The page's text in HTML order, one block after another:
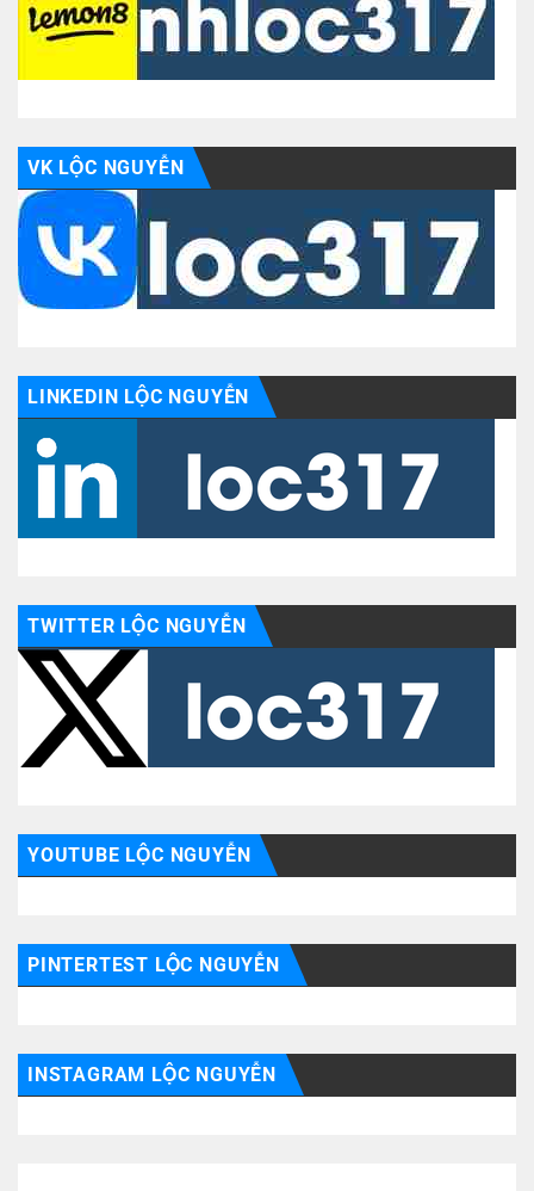
VK LỘC NGUYỄN
LINKEDIN LỘC NGUYỄN
TWITTER LỘC NGUYỄN
YOUTUBE LỘC NGUYỄN
PINTERTEST LỘC NGUYỄN
INSTAGRAM LỘC NGUYỄN